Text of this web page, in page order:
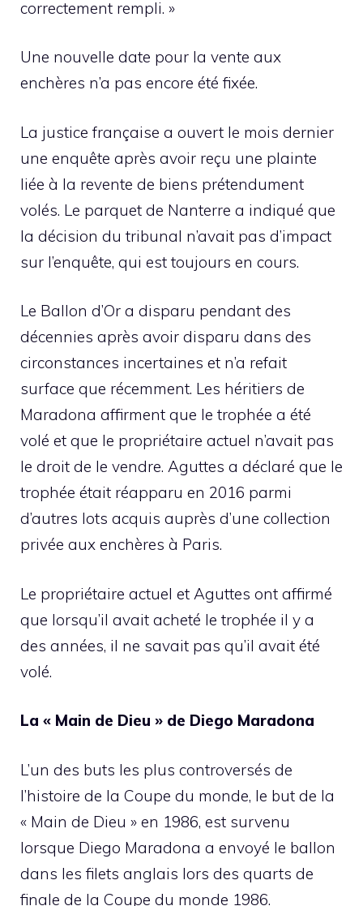
correctement rempli. »
Une nouvelle date pour la vente aux
enchères n’a pas encore été fixée.
La justice française a ouvert le mois dernier
une enquête après avoir reçu une plainte
liée à la revente de biens prétendument
volés. Le parquet de Nanterre a indiqué que
la décision du tribunal n’avait pas d’impact
sur l’enquête, qui est toujours en cours.
Le Ballon d’Or a disparu pendant des
décennies après avoir disparu dans des
circonstances incertaines et n’a refait
surface que récemment. Les héritiers de
Maradona affirment que le trophée a été
volé et que le propriétaire actuel n’avait pas
le droit de le vendre. Aguttes a déclaré que le
trophée était réapparu en 2016 parmi
d’autres lots acquis auprès d’une collection
privée aux enchères à Paris.
Le propriétaire actuel et Aguttes ont affirmé
que lorsqu’il avait acheté le trophée il y a
des années, il ne savait pas qu’il avait été
volé.
La « Main de Dieu » de Diego Maradona
L’un des buts les plus controversés de
l’histoire de la Coupe du monde, le but de la
« Main de Dieu » en 1986, est survenu
lorsque Diego Maradona a envoyé le ballon
dans les filets anglais lors des quarts de
finale de la Coupe du monde 1986.